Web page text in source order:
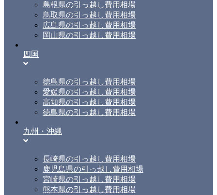
島根県の引っ越し費用相場
鳥取県の引っ越し費用相場
広島県の引っ越し費用相場
岡山県の引っ越し費用相場
四国
徳島県の引っ越し費用相場
愛媛県の引っ越し費用相場
高知県の引っ越し費用相場
徳島県の引っ越し費用相場
九州・沖縄
長崎県の引っ越し費用相場
鹿児島県の引っ越し費用相場
宮崎県の引っ越し費用相場
熊本県の引っ越し費用相場